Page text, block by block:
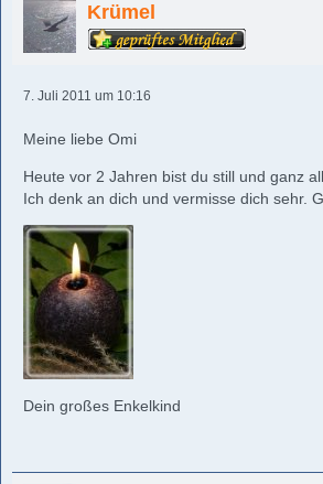
Krümel
7. Juli 2011 um 10:16
Meine liebe Omi
Heute vor 2 Jahren bist du still und ganz
Ich denk an dich und vermisse dich sehr.
Dein großes Enkelkind